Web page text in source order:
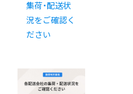
集荷・配送状
況をご確認く
ださい